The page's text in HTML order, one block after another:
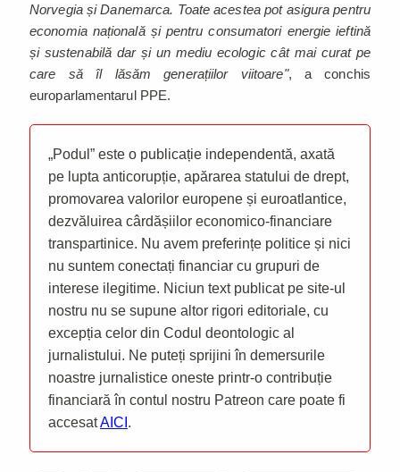
Norvegia și Danemarca. Toate acestea pot asigura pentru
economia națională și pentru consumatori energie ieftină
și sustenabilă dar și un mediu ecologic cât mai curat pe
care să îl lăsăm generațiilor viitoare", a conchis
europarlamentarul PPE.
„Podul” este o publicație independentă, axată
pe lupta anticorupție, apărarea statului de drept,
promovarea valorilor europene și euroatlantice,
dezvăluirea cârdășiilor economico-financiare
transpartinice. Nu avem preferințe politice și nici
nu suntem conectați financiar cu grupuri de
interese ilegitime. Niciun text publicat pe site-ul
nostru nu se supune altor rigori editoriale, cu
excepția celor din Codul deontologic al
jurnalistului. Ne puteți sprijini în demersurile
noastre jurnalistice oneste printr-o contribuție
financiară în contul nostru Patreon care poate fi
accesatAICI .